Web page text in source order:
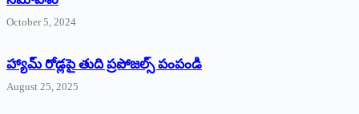
October 5, 2024
హ్యామ్‌ రోడ్లపై తుది ప్రపోజల్స్‌ పంపండి
August 25, 2025